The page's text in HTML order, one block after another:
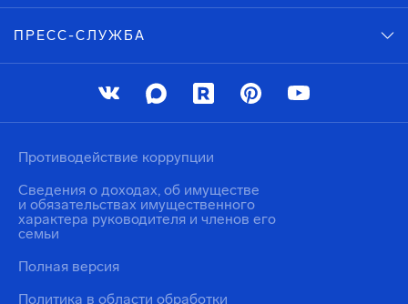
ПРЕСС-СЛУЖБА
Политика в области обработки
Противодействие коррупции
Сведения о доходах, об имуществе
и обязательствах имущественного
характера руководителя и членов его
семьи
Полная версия